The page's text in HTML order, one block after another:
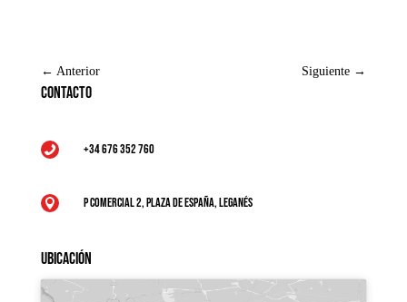
← Anterior Siguiente →
Contacto
 +34 676 352 760
 P Comercial 2, Plaza de España, Leganés
Ubicación